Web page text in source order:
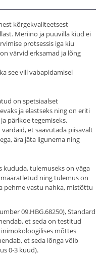
kõrgekvaliteetsest
Meriino ja puuvilla kiud ei
protsessis iga kiu
värvid erksamad ja lõng
see vill vabapidamisel
on spetsiaalset
ja elastseks ning on eriti
pärlkoe tegemiseks.
et saavutada piisavalt
ära jäta ligunema ning
kududa, tulemuseks on väga
ning tulemus on
pehme vastu nahka, mistõttu
09.HBG.68250), Standard
et seda on testitud
inimökoloogilises mõttes
et seda lõnga võib
0-3 kuud).